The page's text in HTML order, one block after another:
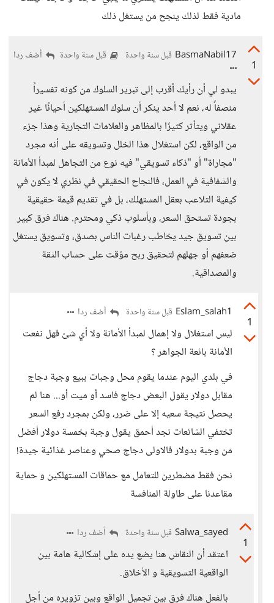
مادية فقط لذلك ينجح من يستغل ذلك
1
BasmaNabil17 قبل سنة واحدة قبل سنة واحدة أضف ردا
يبدو لي أن رأيك أقرب إلى تبرير السلوك من كونه تفسيراً
منصفاً له، نعم لا أحد ينكر أن سلوك المستهلكين أحيانًا غير
عقلاني ويتأثر كثيرًا بالمظاهر والعلامات التجارية وهذا جزء
من الواقع، لكن استغلال هذا الخلل وتسويقه على أنه مجرد
"مجاراة" أو "ذكاء تسويقي" فيه نوع من التجاهل لمبدأ الأمانة
والشفافية في العمل، فالنجاح الحقيقي في نظري لا يكون في
كيفية التلاعب بعقل المستهلك، بل في تقديم قيمة حقيقية
بجودة تستحق السعر، وبأسلوب ذكي ومحترم. هناك فرق كبير
بين تسويق جيد يخاطب رغبات الناس بصدق، وتسويق يستغل
ضعفهم أو جهلهم لتحقيق ربح مؤقت على حساب الثقة
والمصداقية.
1
Eslam_salah1 قبل سنة واحدة أضف ردا
ليس استغلال ولا إهمال لمبدأ الأمانة ولا أي شئ فهل نفعت
الأمانة بائعة الجواهر ؟
في بلدي اليوم عندما يقوم محل وجبات ببيع وجبة دجاج
مقابل دولار يقول البعض دجاج فاسد أو ميت أو... هنا لم
يحصل نتيجة سعيه إلا على ضرر، ولكن بمجرد رفع السعر
تختفي الشائعات نجد أحمق يقول وجبة بخمسة دولار أفضل
من وجبة بدولار فالاولى دجاج صحي وعناصر غذائية جيدة!
نحن فقط مضطرين للتعامل مع حماقات المستهلكين و حماية
مقاعدنا على طاولة المنافسة
1
Salwa_sayed قبل سنة واحدة أضف ردا
اعتقد أن النقاش هنا يضع يده على إشكالية هامة بين
الواقعية التسويقية و الأخلاق.
بالفعل هناك فرق بين تجميل الواقع وبين تزويره من أجل